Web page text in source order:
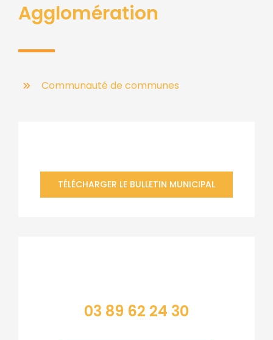
Agglomération
Communauté de communes
TÉLÉCHARGER LE BULLETIN MUNICIPAL
03 89 62 24 30